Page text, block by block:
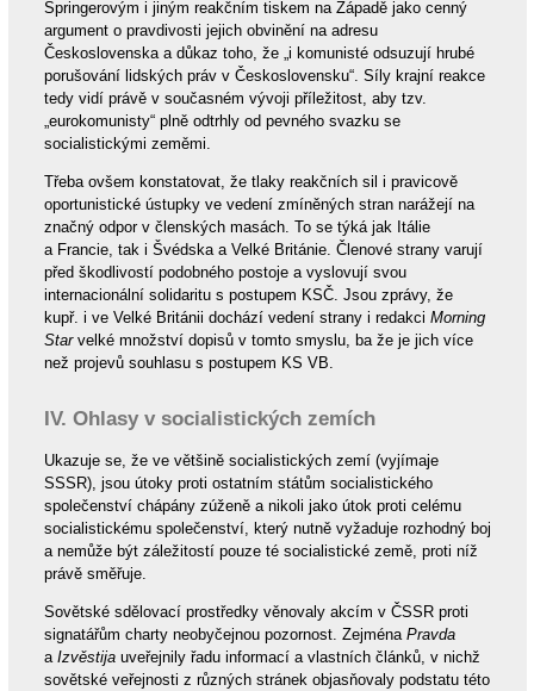
Springerovým i jiným reakčním tiskem na Západě jako cenný
argument o pravdivosti jejich obvinění na adresu
Československa a důkaz toho, že „i komunisté odsuzují hrubé
porušování lidských práv v Československu“. Síly krajní reakce
tedy vidí právě v současném vývoji příležitost, aby tzv.
„eurokomunisty“ plně odtrhly od pevného svazku se
socialistickými zeměmi.
Třeba ovšem konstatovat, že tlaky reakčních sil i pravicově
oportunistické ústupky ve vedení zmíněných stran narážejí na
značný odpor v členských masách. To se týká jak Itálie
a Francie, tak i Švédska a Velké Británie. Členové strany varují
před škodlivostí podobného postoje a vyslovují svou
internacionální solidaritu s postupem KSČ. Jsou zprávy, že
kupř. i ve Velké Británii dochází vedení strany i redakci Morning
Starvelké množství dopisů v tomto smyslu, ba že je jich více
než projevů souhlasu s postupem KS VB.
IV. Ohlasy v socialistických zemích
Ukazuje se, že ve většině socialistických zemí (vyjímaje
SSSR), jsou útoky proti ostatním státům socialistického
společenství chápány zúženě a nikoli jako útok proti celému
socialistickému společenství, který nutně vyžaduje rozhodný boj
a nemůže být záležitostí pouze té socialistické země, proti níž
právě směřuje.
Sovětské sdělovací prostředky věnovaly akcím v ČSSR proti
signatářům charty neobyčejnou pozornost. Zejména Pravda
a Izvěstijauveřejnily řadu informací a vlastních článků, v nichž
sovětské veřejnosti z různých stránek objasňovaly podstatu této